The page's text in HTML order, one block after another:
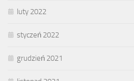
luty 2022
styczeń 2022
grudzień 2021